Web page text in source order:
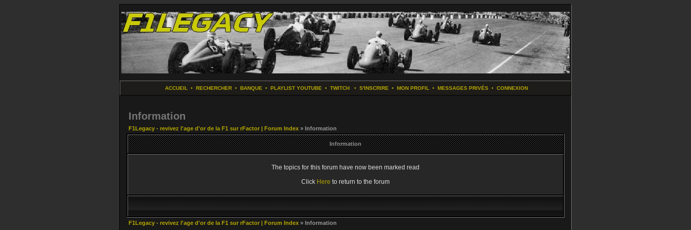
ACCUEIL • RECHERCHER• BANQUE • PLAYLIST YOUTUBE • TWITCH• S'INSCRIRE • MON PROFIL • MESSAGES PRIVÉS• CONNEXION
Information
F1Legacy - revivez l'age d'or de la F1 sur rFactor | Forum Index » Information
Information
The topics for this forum have now been marked read
Click Here to return to the forum
F1Legacy - revivez l'age d'or de la F1 sur rFactor | Forum Index » Information